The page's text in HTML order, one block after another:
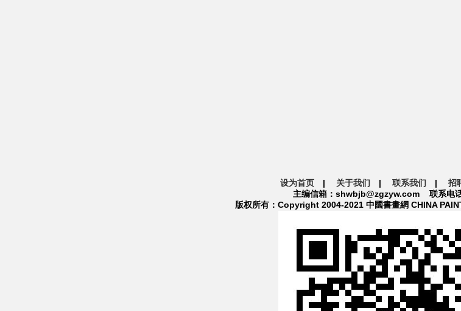
设为首页 | 关于我们 | 联系我们 | 招
主编信箱：shwbjb@zgzyw.com 联系电
版权所有：Copyright 2004-2021 中國書畫網 CHINA